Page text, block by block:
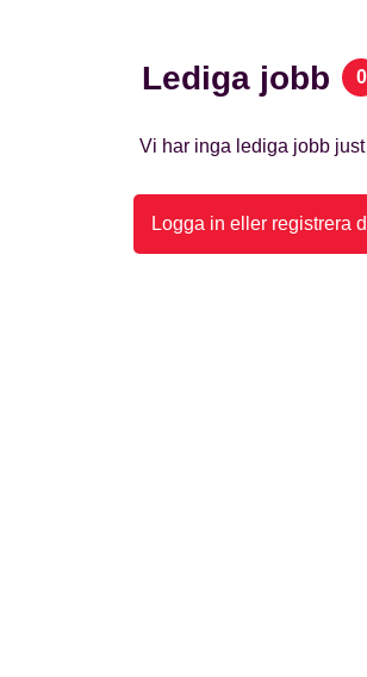
Lediga jobb 0
Vi har inga lediga jobb just
Logga in eller registrera